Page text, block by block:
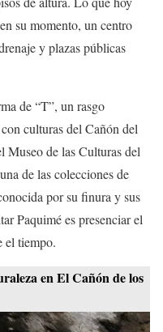
su momento, un centro
y plazas públicas
de “T”, un rasgo
culturas del Cañón del
Museo de las Culturas del
de las colecciones de
por su finura y sus
Paquimé es presenciar el
el tiempo.
en El Cañón de los